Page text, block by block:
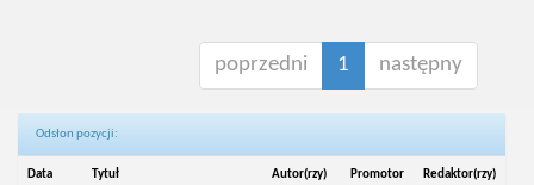
poprzedni 1 następny
Odsłon pozycji:
Data
Tytuł Autor(rzy) Promotor Redaktor(rzy)